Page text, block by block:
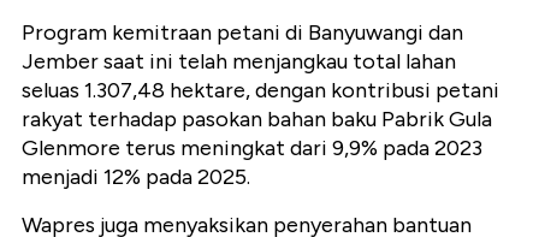
Program kemitraan petani di Banyuwangi dan
Jember saat ini telah menjangkau total lahan
seluas 1.307,48 hektare, dengan kontribusi petani
rakyat terhadap pasokan bahan baku Pabrik Gula
Glenmore terus meningkat dari 9,9% pada 2023
menjadi 12% pada 2025.
Wapres juga menyaksikan penyerahan bantuan